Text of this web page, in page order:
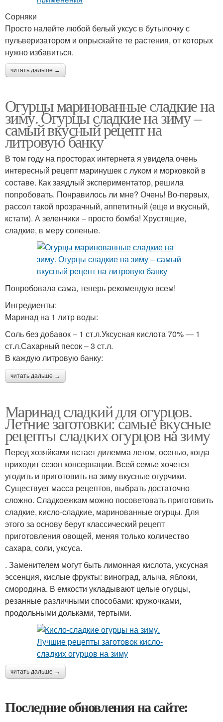
Сорняки
Просто налейте любой белый уксус в бутылочку с
пульверизатором и опрыскайте те растения, от которых
нужно избавиться.
читать дальше →
Огурцы маринованные сладкие на
зиму. Огурцы сладкие на зиму –
самый вкусный рецепт на
литровую банку
В том году на просторах интернета я увидела очень
интересный рецепт маринушек с луком и морковкой в
составе. Как заядлый экспериментатор, решила
попробовать. Понравилось ли мне? Очень! Во-первых,
рассол такой прозрачный, аппетитный (еще и вкусный,
кстати). А зеленчики – просто бомба! Хрустящие,
сладкие, в меру соленые.
Попробовала сама, теперь рекомендую всем!
Ингредиенты:
Маринад на 1 литр воды:
Соль без добавок – 1 ст.л.Уксусная кислота 70% — 1
ст.л.Сахарный песок – 3 ст.л.
В каждую литровую банку:
читать дальше →
Маринад сладкий для огурцов.
Летние заготовки: самые вкусные
рецепты сладких огурцов на зиму
Перед хозяйками встает дилемма летом, осенью, когда
приходит сезон консервации. Всей семье хочется
угодить и приготовить на зиму вкусные огурчики.
Существует масса рецептов, выбрать достаточно
сложно. Сладкоежкам можно посоветовать приготовить
сладкие, кисло-сладкие, маринованные огурцы. Для
этого за основу берут классический рецепт
приготовления овощей, меняя только количество
сахара, соли, уксуса.
. Заменителем могут быть лимонная кислота, уксусная
эссенция, кислые фрукты: виноград, алыча, яблоки,
смородина. В емкости укладывают целые огурцы,
резанные различными способами: кружочками,
продольными дольками, тертыми.
читать дальше →
Последние обновления на сайте: